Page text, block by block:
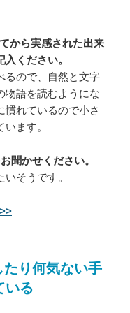
から実感された出来
ください。
るので、自然と文字
物語を読むようにな
慣れているので小さ
ます。
聞かせください。
そうです。
り何気ない手
いる